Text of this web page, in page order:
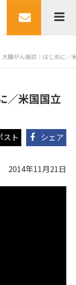
大腸がん検診：はじめに／
／米国国立
シェア
2014年11月21日